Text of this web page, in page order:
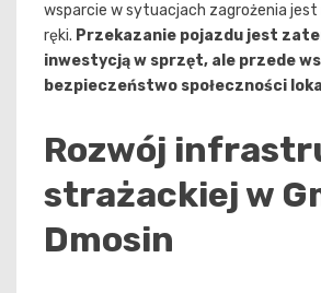
wsparcie w sytuacjach zagrożenia jest
ręki. Przekazanie pojazdu jest
inwestycją w sprzęt, ale przede
bezpieczeństwo społeczności
Rozwój
strażackiej w
Dmosin